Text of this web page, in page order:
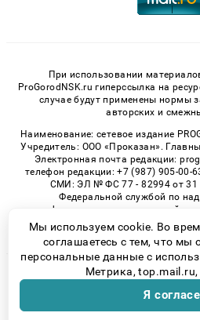
При использовании
ProGorodNSK.ru гиперссылка на
случае будут применены нормы
авторских и
Наименование: сетевое издание
Учредитель: ООО «Проказан».
Электронная почта редакции:
телефон редакции: +7 (987) 905-00-
СМИ: ЭЛ № ФС 77 - 82994 от 31
Федеральной службой по
информационных технологий и
Возрастная
© 2026 «progorodnsk» | Все
Возрастная
Политика
Мы используем cookie. Во
соглашаетесь с тем, что
персональные данные с
Метрика,
Я